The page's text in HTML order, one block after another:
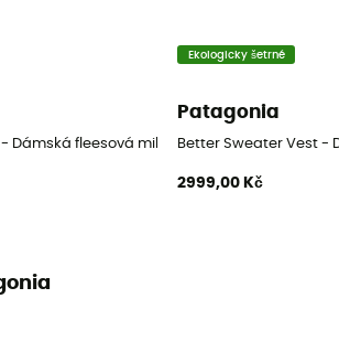
- Dámská fleesová mikina
Ekologicky šetrné
Patagonia
Better Sweater Vest -
2999,00 Kč